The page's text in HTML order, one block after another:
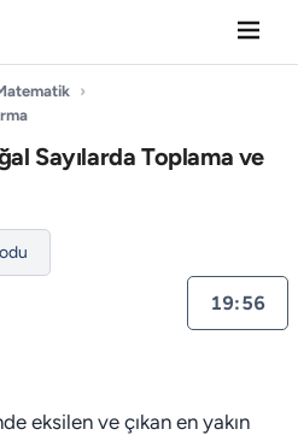
›
Sayılarda Toplama ve
19:55
eksilen ve çıkan en yakın